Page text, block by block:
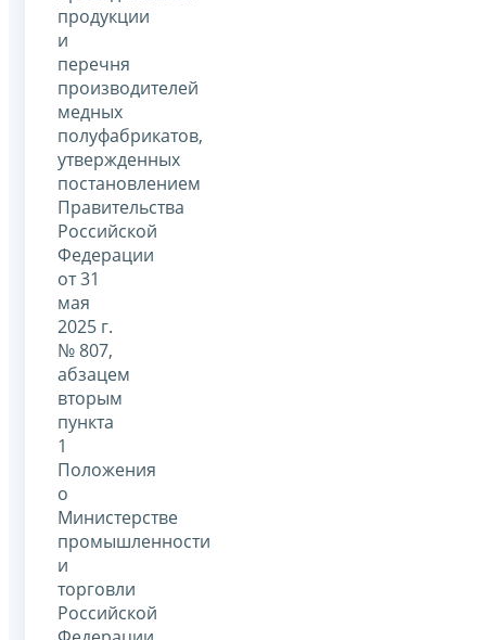
продукции
и
перечня
производителей
медных
полуфабрикатов,
утвержденных
постановлением
Правительства
Российской
Федерации
от 31
мая
2025 г.
№ 807,
абзацем
вторым
пункта
1
Положения
о
Министерстве
промышленности
и
торговли
Российской